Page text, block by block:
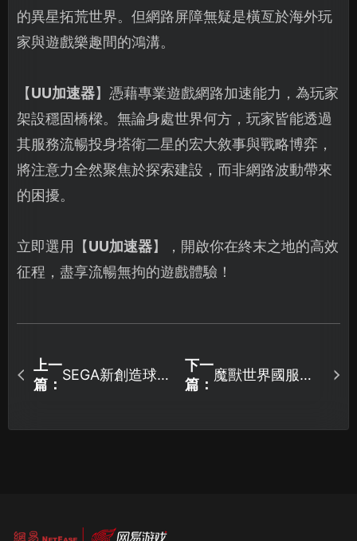
的異星拓荒世界。但網路屏障無疑是橫亙於海外玩
家與遊戲樂趣間的鴻溝。
【UU加速器】憑藉專業遊戲網路加速能力，為玩家
架設穩固橋樑。無論身處世界何方，玩家皆能透過
其服務流暢投身塔衛二星的宏大敘事與戰略博弈，
將注意力全然聚焦於探索建設，而非網路波動帶來
的困擾。
立即選用【UU加速器】，開啟你在終末之地的高效
征程，盡享流暢無拘的遊戲體驗！
上一
篇：
SEGA新創造球會
下一
篇：
魔獸世界國服如
攻略！